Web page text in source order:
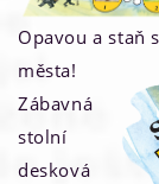
Opavou a staň
města!
Zábavná
stolní
desková